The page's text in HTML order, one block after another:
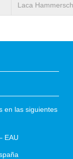
Laca
en las siguientes
EAU